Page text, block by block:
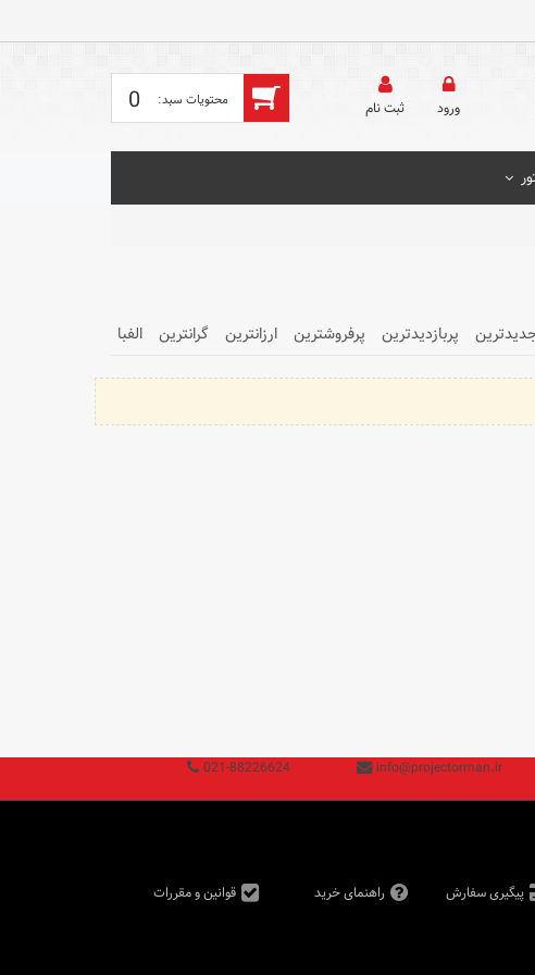
0 ورود ثبت‌ نام
پربازدیدترین پرفروشترین ارزانترین گرانترین الفبا
info@projectorman.ir
021-88226624
پیگیری سفارش راهنمای خرید قوانین و مقررات